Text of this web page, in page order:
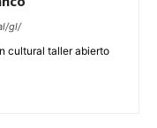
gl/
cultural taller abierto